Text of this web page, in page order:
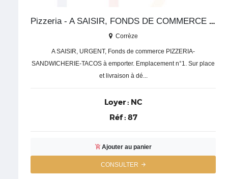
Pizzeria - A SAISIR, FONDS DE COMMERCE PIZZERIA CLEFS EN MAIN
Corrèze
A SAISIR, URGENT, Fonds de commerce PIZZERIA-
SANDWICHERIE-TACOS à emporter. Emplacement n°1. Sur place
et livraison à dé...
Loyer : NC
Réf : 87
Ajouter au panier
CONSULTER